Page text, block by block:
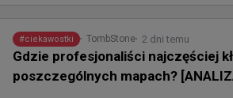
#ciekawostki TombStone 2 dni temu
Gdzie profesjonaliści najczęściej
poszczególnych mapach?